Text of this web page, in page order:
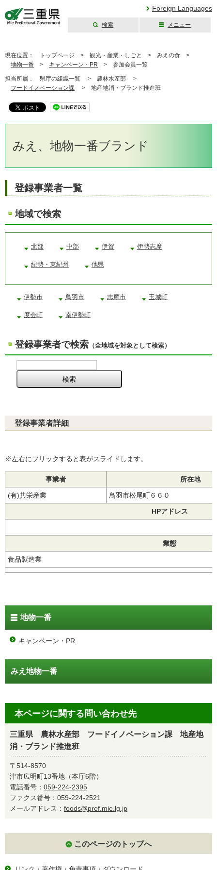
Foreign Languages
検索 メニュー
現在位置： トップページ > 観光・産業・しごと > みえの食 >
地物一番 > キャンペーン・PR > 参加会員一覧
担当所属： 県庁の組織一覧 > 農林水産部 >
フードイノベーション課 > 地産地消・ブランド推進班
みえ、地物一番ブランド
登録事業者一覧
地域で検索
北部 中部 伊賀 伊勢志摩
紀勢・東紀州 他県
伊勢市 鳥羽市 志摩市 玉城町
度会町 南伊勢町
登録事業者で検索 （全地域を対象として検索）
登録事業者詳細
※左右にフリックすると表がスライドします。
事業者 所在地
(有)共栄産業 鳥羽市松尾町６６０
HPアドレス
業態
食品製造業
地物一番
キャンペーン・PR
みえ地物一番
本ページに関する問い合わせ先
三重県 農林水産部 フードイノベーション課 地産地
消・ブランド推進班
〒514-8570
津市広明町13番地（本庁6階）
電話番号： 059-224-2395
ファクス番号：059-224-2521
メールアドレス： foods@pref.mie.lg.jp
このページのトップへ